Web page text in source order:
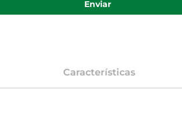
Enviar
Características